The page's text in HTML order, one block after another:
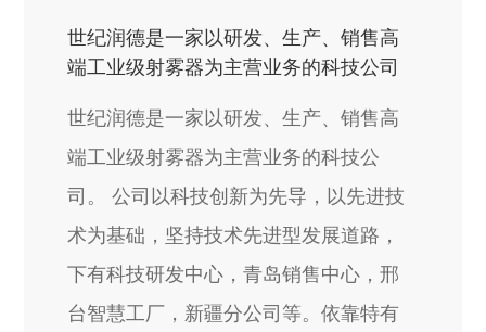
世纪润德是一家以研发、生产、销售高
端工业级射雾器为主营业务的科技公司
世纪润德是一家以研发、生产、销售高
端工业级射雾器为主营业务的科技公
司。 公司以科技创新为先导，以先进技
术为基础，坚持技术先进型发展道路，
下有科技研发中心，青岛销售中心，邢
台智慧工厂，新疆分公司等。依靠特有